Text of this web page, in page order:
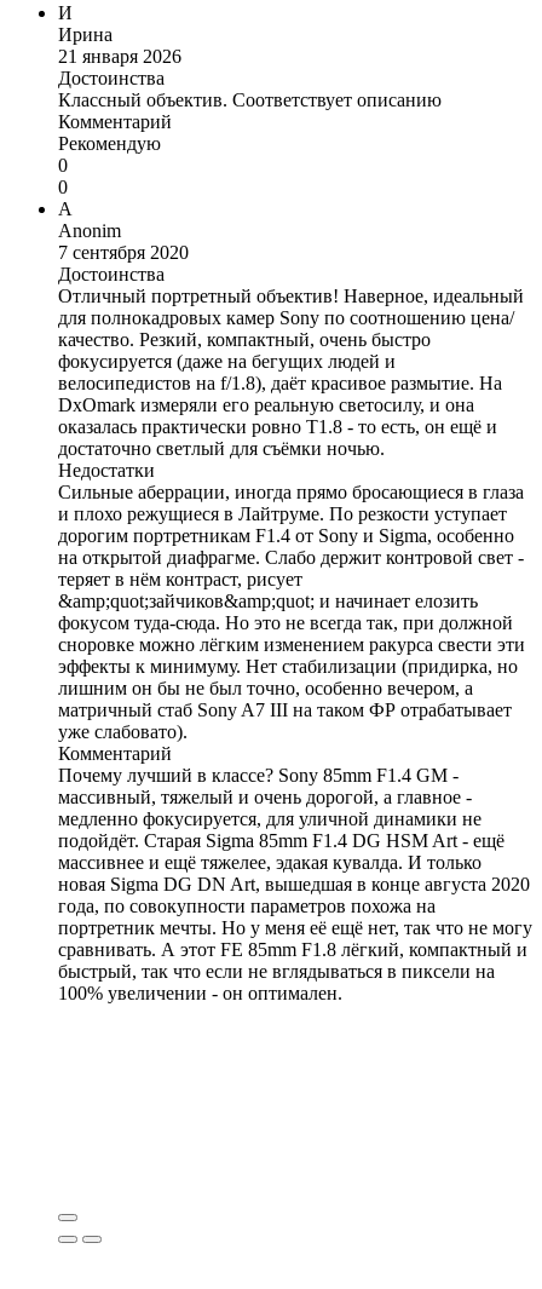
И
Ирина
21 января 2026
Достоинства
Классный объектив. Соответствует описанию
Комментарий
Рекомендую
0
0
A
Anonim
7 сентября 2020
Достоинства
Отличный портретный объектив! Наверное, идеальный
для полнокадровых камер Sony по соотношению цена/
качество. Резкий, компактный, очень быстро
фокусируется (даже на бегущих людей и
велосипедистов на f/1.8), даёт красивое размытие. На
DxOmark измеряли его реальную светосилу, и она
оказалась практически ровно T1.8 - то есть, он ещё и
достаточно светлый для съёмки ночью.
Недостатки
Сильные аберрации, иногда прямо бросающиеся в глаза
и плохо режущиеся в Лайтруме. По резкости уступает
дорогим портретникам F1.4 от Sony и Sigma, особенно
на открытой диафрагме. Слабо держит контровой свет -
теряет в нём контраст, рисует
&amp;quot;зайчиков&amp;quot; и начинает елозить
фокусом туда-сюда. Но это не всегда так, при должной
сноровке можно лёгким изменением ракурса свести эти
эффекты к минимуму. Нет стабилизации (придирка, но
лишним он бы не был точно, особенно вечером, а
матричный стаб Sony A7 III на таком ФР отрабатывает
уже слабовато).
Комментарий
Почему лучший в классе? Sony 85mm F1.4 GM -
массивный, тяжелый и очень дорогой, а главное -
медленно фокусируется, для уличной динамики не
подойдёт. Старая Sigma 85mm F1.4 DG HSM Art - ещё
массивнее и ещё тяжелее, эдакая кувалда. И только
новая Sigma DG DN Art, вышедшая в конце августа 2020
года, по совокупности параметров похожа на
портретник мечты. Но у меня её ещё нет, так что не могу
сравнивать. А этот FE 85mm F1.8 лёгкий, компактный и
быстрый, так что если не вглядываться в пиксели на
100% увеличении - он оптимален.